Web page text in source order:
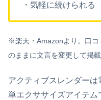
・気軽に続けられる
※楽天・Amazonより。口コ
のままに文言を変更して掲
アクティブスレンダー
単エクササイズアイテム